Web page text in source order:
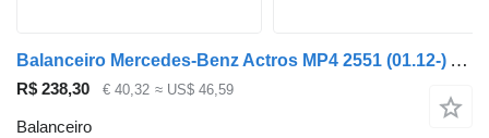
Balanceiro Mercedes-Benz Actros MP4 2551 (01.12-) A4720503034 para camião tractor Mercedes-Benz Actros MP4 Antos Arocs (2012-)
R$ 238,30 € 40,32 ≈ US$ 46,59
Balanceiro